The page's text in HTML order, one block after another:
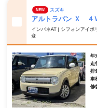
NEW スズキ
アルトラパン Ｘ
インパネAT | シフォンアイボ
変
年
走
排
車
修